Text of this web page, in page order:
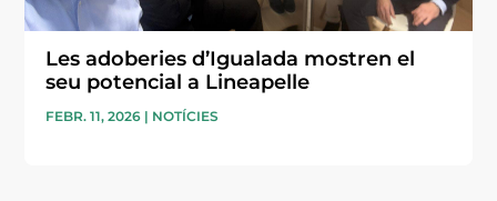
Les adoberies d’Igualada mostren el
seu potencial a Lineapelle
FEBR. 11, 2026 | NOTÍCIES